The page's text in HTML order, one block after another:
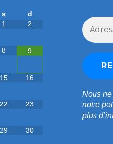
s
d
1
2
8 9
15 16
22 23
29 30
Nous
notre
plus